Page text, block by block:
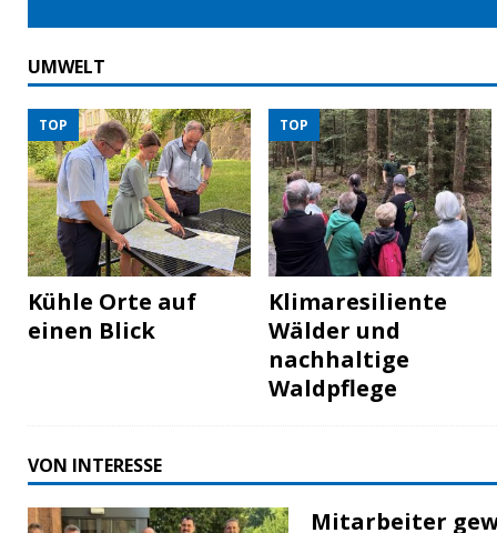
UMWELT
TOP
Kühle Orte auf
einen Blick
TOP
Klimaresiliente
Wälder und
nachhaltige
Waldpflege
VON INTERESSE
Mitarbeiter